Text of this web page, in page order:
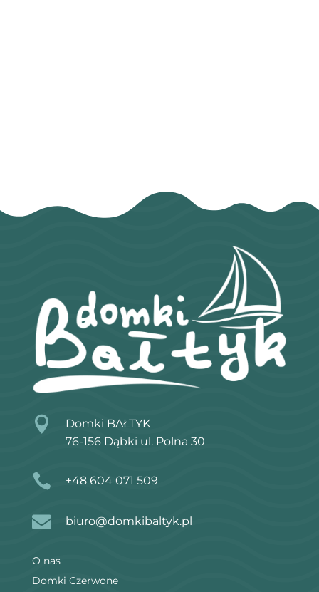

Domki BAŁTYK
76-156 Dąbki ul. Polna 30
 +48 604 071 509
 biuro@domkibaltyk.pl
O nas
Domki Czerwone